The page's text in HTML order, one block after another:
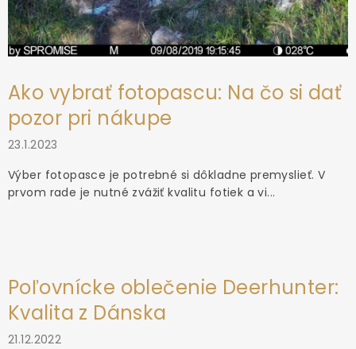
Ako vybrať fotopascu: Na čo si dať
pozor pri nákupe
23.1.2023
Výber fotopasce je potrebné si dôkladne premyslieť. V
prvom rade je nutné zvážiť kvalitu fotiek a vi...
Poľovnícke oblečenie Deerhunter:
Kvalita z Dánska
21.12.2022